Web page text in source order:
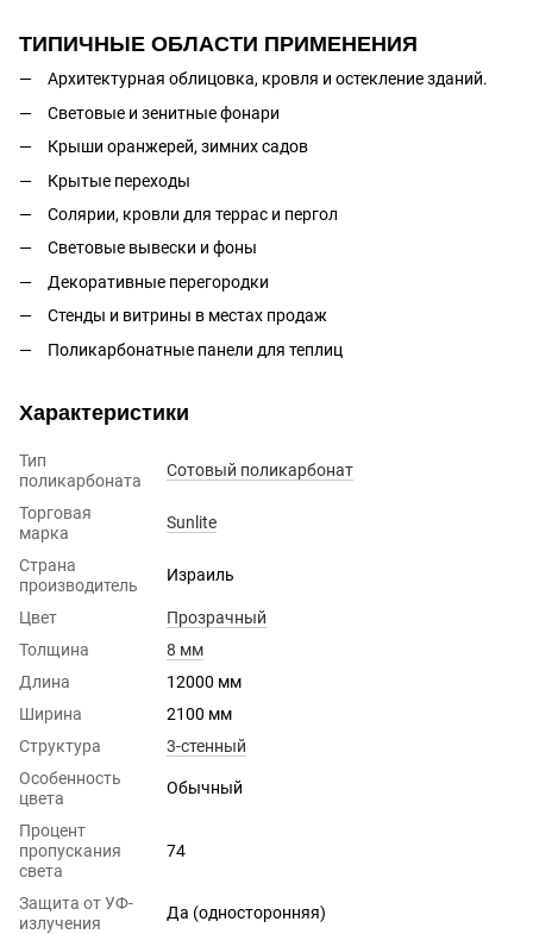
ТИПИЧНЫЕ ОБЛАСТИ ПРИМЕНЕНИЯ
Архитектурная облицовка, кровля и остекление зданий.
Световые и зенитные фонари
Крыши оранжерей, зимних садов
Крытые переходы
Солярии, кровли для террас и пергол
Световые вывески и фоны
Декоративные перегородки
Стенды и витрины в местах продаж
Поликарбонатные панели для теплиц
Характеристики
Тип
поликарбоната
Сотовый поликарбонат
Торговая
марка
Sunlite
Страна
производитель
Израиль
Цвет
Прозрачный
Толщина
8 мм
Длина
12000 мм
Ширина
2100 мм
Структура
3-стенный
Особенность
цвета
Обычный
Процент
пропускания
света
74
Защита от УФ-
излучения
Да (односторонняя)